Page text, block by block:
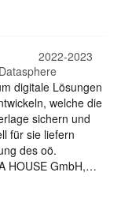
2022-2023
digitale Lösungen
welche die
sichern und
für sie liefern
des oö.
HOUSE GmbH,…